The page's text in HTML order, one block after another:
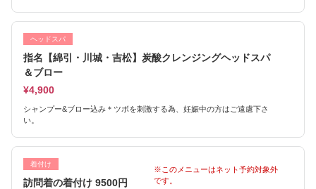
ヘッドスパ
指名【綿引・川城・吉松】炭酸クレンジングヘッドスパ
＆ブロー
¥4,900
シャンプー&ブロー込み＊ツボを刺激する為、妊娠中の方はご遠慮下さ
い。
着付け
訪問着の着付け 9500円
※このメニューはネット予約対象外
です。